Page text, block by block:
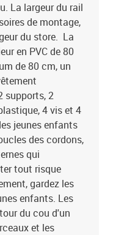
La largeur du rail
de montage,
du store. La
en PVC de 80
de 80 cm, un
supports, 2
4 vis et 4
jeunes enfants
des cordons,
qui
tout risque
gardez les
enfants. Les
du cou d'un
et les